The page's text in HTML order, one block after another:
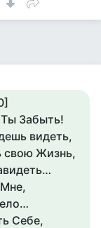
Забыть!
видеть,
свою Жизнь,
Себе,